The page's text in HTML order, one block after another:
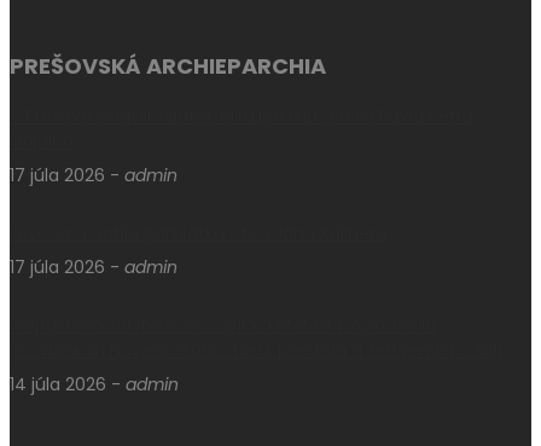
PREŠOVSKÁ ARCHIEPARCHIA
17 júla 2026 - admin
17 júla 2026 - admin
14 júla 2026 - admin